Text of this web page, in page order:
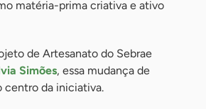
matéria-prima criativa e ativo
de Artesanato do Sebrae
Simões, essa mudança de
centro da iniciativa.